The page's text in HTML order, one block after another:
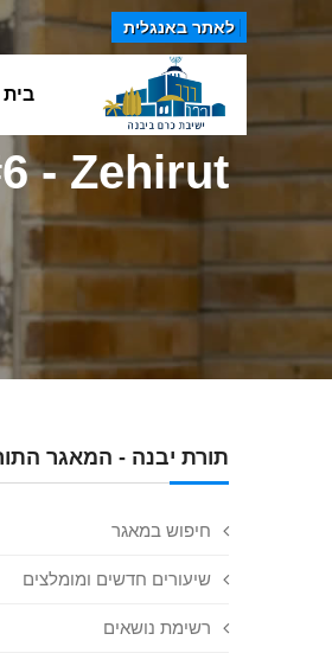
לאתר באנגלית
בית
- Zehirut
תורת יבנה - המאגר
חיפוש במאגר
שיעורים חדשים ומומלצים
רשימת נושאים